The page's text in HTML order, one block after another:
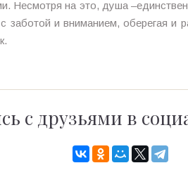
Несмотря на это, душа
заботой и вниманием, оберегая и
с друзьями в